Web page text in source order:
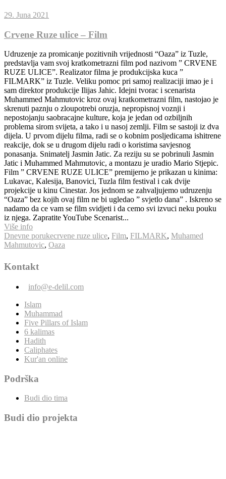
29. Juna 2021
Crvene Ruze ulice – Film
Udruzenje za promicanje pozitivnih vrijednosti “Oaza” iz Tuzle,
predstavlja vam svoj kratkometrazni film pod nazivom ” CRVENE
RUZE ULICE”. Realizator filma je produkcijska kuca ”
FILMARK” iz Tuzle. Veliku pomoc pri samoj realizaciji imao je i
sam direktor produkcije Ilijas Jahic. Idejni tvorac i scenarista
Muhammed Mahmutovic kroz ovaj kratkometrazni film, nastojao je
skrenuti paznju o zloupotrebi oruzja, nepropisnoj voznji i
nepostojanju saobracajne kulture, koja je jedan od ozbiljnih
problema sirom svijeta, a tako i u nasoj zemlji. Film se sastoji iz dva
dijela. U prvom dijelu filma, radi se o kobnim posljedicama ishitrene
reakcije, dok se u drugom dijelu radi o koristima savjesnog
ponasanja. Snimatelj Jasmin Jatic. Za reziju su se pobrinuli Jasmin
Jatic i Muhammed Mahmutovic, a montazu je uradio Mario Stjepic.
Film ” CRVENE RUZE ULICE” premijerno je prikazan u kinima:
Lukavac, Kalesija, Banovici, Tuzla film festival i cak dvije
projekcije u kinu Cinestar. Jos jednom se zahvaljujemo udruzenju
“Oaza” bez kojih ovaj film ne bi ugledao ” svjetlo dana” . Iskreno se
nadamo da ce vam se film svidjeti i da cemo svi izvuci neku pouku
iz njega. Zapratite YouTube Scenarist...
Više info
Dnevne porukecrvene ruze ulice, Film, FILMARK, Muhamed
Mahmutovic, Oaza
Kontakt
info@e-delil.com
Islam
Muhammad
Five Pillars of Islam
6 kalimas
Hadith
Caliphates
Kur'an online
Podrška
Budi dio tima
Budi dio projekta